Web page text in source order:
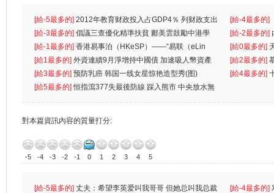
[給-5最多的] 2012年教育财政投入占GDP4％ 列财政支出
首位
[給-4最多的]
一
[給-3最多的] 倡議三查優化精準扶貧 鄺美雲鼓勵中港學
生
[給-2最多的]
人
[給-1最多的] 香港易事泊（HKeSP）——“易联（eLin
k）”项目
[給0最多的]
[給1最多的] 外資連續9月淨增持中國債 加速吸人幣資產 [給2最多的]
[給3最多的] 预防乳癌 韩国一线女星惊艳造型秀(图) [給4最多的]
[給5最多的]恒指瀉377失最後防線 踩入熊市 中央放水無
對本篇資訊內容的質量打分:
-5 -4 -3 -2 -1 0 1 2 3 4 5
[給-5最多的] 丈夫：希望李英爱叫我哥哥 但她总叫我总裁
[給-4最多的]